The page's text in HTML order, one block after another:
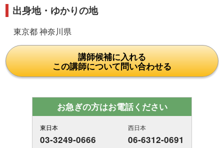
出身地・ゆかりの地
東京都 神奈川県
講師候補に入れる
この講師について問い合わせる
お急ぎの方はお電話ください
東日本
03-3249-0666
西日本
06-6312-0691